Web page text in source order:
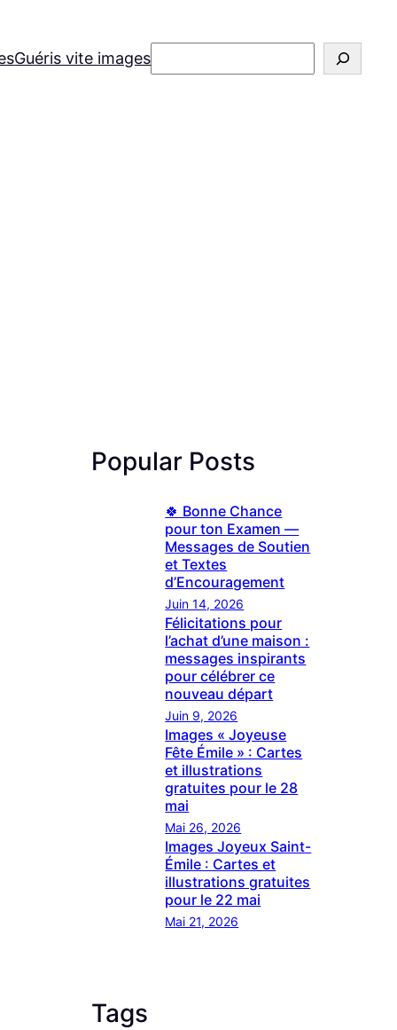
Guéris vite imagesRechercher
Popular Posts
🍀 Bonne Chance
pour ton Examen —
Messages de Soutien
et Textes
d’Encouragement
Juin 14, 2026
Félicitations pour
l’achat d’une maison :
messages inspirants
pour célébrer ce
nouveau départ
Juin 9, 2026
Images « Joyeuse
Fête Émile » : Cartes
et illustrations
gratuites pour le 28
mai
Mai 26, 2026
Images Joyeux Saint-
Émile : Cartes et
illustrations gratuites
pour le 22 mai
Mai 21, 2026
Tags